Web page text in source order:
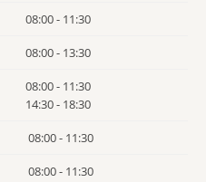
08:00 - 11:30
08:00 - 13:30
08:00 - 11:30
14:30 - 18:30
08:00 - 11:30
08:00 - 11:30